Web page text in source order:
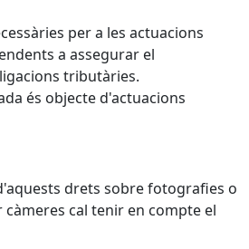
per a les actuacions
a assegurar el
tributàries.
és objecte d'actuacions
drets sobre fotografies o
cal tenir en compte el